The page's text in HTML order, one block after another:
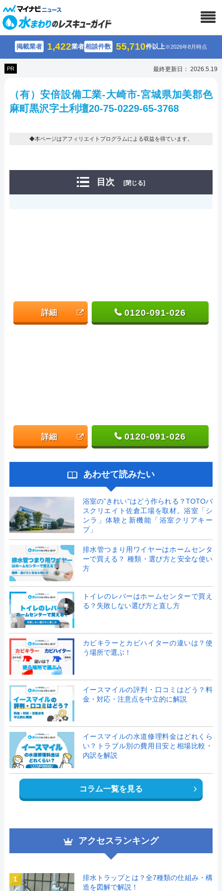
掲載業者 1,422業者相談件数 55,710件以上※2026年8月時点
PR 最終更新日： 2026.5.19
（有）安倍設備工業-大崎市-宮城県加美郡色
麻町黒沢字土利壇20-75-0229-65-3768
◆本ページはアフィリエイトプログラムによる収益を得ています。
目次 [閉じる]
詳細 0120-091-026
詳細 0120-091-026
あわせて読みたい
浴室の”きれい”はどう作られる？TOTOバ
スクリエイト佐倉工場を取材。浴室「シ
ンラ」体験と新機能「浴室クリアキー
プ」
排水管つまり用ワイヤーはホームセンタ
ーで買える？ 種類・選び方と安全な使い
方
トイレのレバーはホームセンターで買え
る？失敗しない選び方と直し方
カビキラーとカビハイターの違いは？使
う場所で選ぶ！
イースマイルの評判・口コミはどう？料
金・対応・注意点を中立的に解説
イースマイルの水道修理料金はどれくら
い？トラブル別の費用目安と相場比較・
内訳を解説
コラム一覧を見る
アクセスランキング
1
排水トラップとは？全7種類の仕組み・構
造を図解で解説！